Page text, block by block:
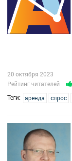
Рейтинг читателей
20 октября 2023
Теги: аренда спрос